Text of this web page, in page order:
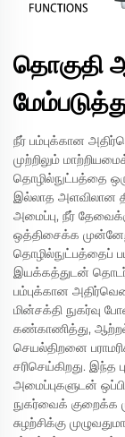
தொகுதி
நீர் பம்புக்கான
முற்றிலும்
தொழில்நுட்பத்தை
இல்லாத அளவிலான
அமைப்பு, நீர்
ஒத்திசைக்க
தொழில்நுட்பத்தைப்
இயக்கத்துடன்
பம்புக்கான
மின்சக்தி நுகர்வு
கண்காணித்து,
செயல்திறனை
சரிசெய்கிறது. இந்த
அமைப்புகளுடன்
நுகர்வைக் குறைக்க
சுழற்சிக்கு